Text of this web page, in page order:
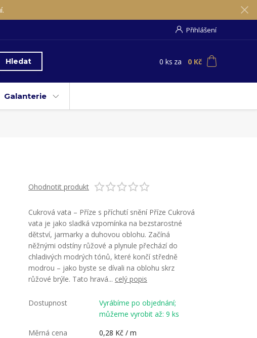
Přihlášení
Hledat 0 ks za 0 Kč
Galanterie
Ohodnotit produkt
Cukrová vata – Příze s příchutí snění Příze Cukrová
vata je jako sladká vzpomínka na bezstarostné
dětství, jarmarky a duhovou oblohu. Začíná
něžnými odstíny růžové a plynule přechází do
chladivých modrých tónů, které končí středně
modrou – jako byste se dívali na oblohu skrz
růžové brýle. Tato hravá... celý popis
Dostupnost
Vyrábíme po objednání;
můžeme vyrobit až: 9 ks
Měrná cena
0,28 Kč / m